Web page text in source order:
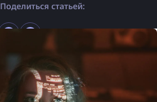
Поделиться статьей: